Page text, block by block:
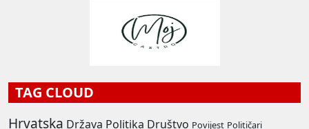
TAG CLOUD
Hrvatska Država Politika Društvo Povijest Političari